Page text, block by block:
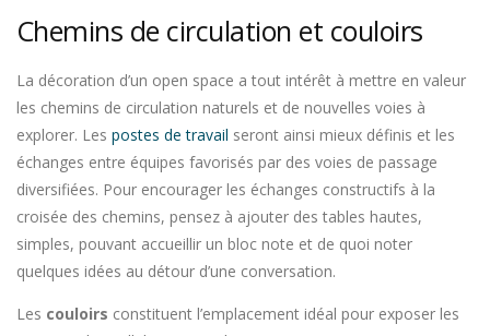
Chemins de circulation et couloirs
La décoration d’un open space a tout intérêt à mettre en valeur
les chemins de circulation naturels et de nouvelles voies à
explorer. Les postes de travail seront ainsi mieux définis et les
échanges entre équipes favorisés par des voies de passage
diversifiées. Pour encourager les échanges constructifs à la
croisée des chemins, pensez à ajouter des tables hautes,
simples, pouvant accueillir un bloc note et de quoi noter
quelques idées au détour d’une conversation.
Les couloirs constituent l’emplacement idéal pour exposer les